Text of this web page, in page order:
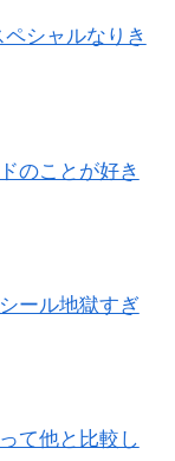
シャルなりき
のことが好き
ール地獄すぎ
て他と比較し